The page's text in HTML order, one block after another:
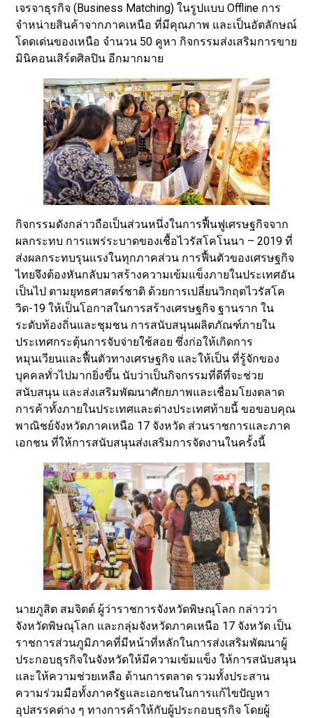
เจรจาธุรกิจ (Business Matching) ในรูปแบบ Offline การ
จำหน่ายสินค้าจากภาคเหนือ ที่มีคุณภาพ และเป็นอัตลักษณ์
โดดเด่นของเหนือ จำนวน 50 คูหา กิจกรรมส่งเสริมการขาย
มินิคอนเสิร์ตศิลปิน อีกมากมาย
กิจกรรมดังกล่าวถือเป็นส่วนหนึ่งในการฟื้นฟูเศรษฐกิจจาก
ผลกระทบ การแพร่ระบาดของเชื้อไวรัสโคโนนา – 2019 ที่
ส่งผลกระทบรุนแรงในทุกภาคส่วน การฟื้นตัวของเศรษฐกิจ
ไทยจึงต้องหันกลับมาสร้างความเข้มแข็งภายในประเทศอัน
เป็นไป ตามยุทธศาสตร์ชาติ ด้วยการเปลี่ยนวิกฤตไวรัสโค
วิด-19 ให้เป็นโอกาสในการสร้างเศรษฐกิจ ฐานราก ใน
ระดับท้องถิ่นและชุมชน การสนับสนุนผลิตภัณฑ์ภายใน
ประเทศกระตุ้นการจับจ่ายใช้สอย ซึ่งก่อให้เกิดการ
หมุนเวียนและฟื้นตัวทางเศรษฐกิจ และให้เป็น ที่รู้จักของ
บุคคลทั่วไปมากยิ่งขึ้น นับว่าเป็นกิจกรรมที่ดีที่จะช่วย
สนับสนุน และส่งเสริมพัฒนาศักยภาพและเชื่อมโยงตลาด
การค้าทั้งภายในประเทศและต่างประเทศท้ายนี้ ขอขอบคุณ
พาณิชย์จังหวัดภาคเหนือ 17 จังหวัด ส่วนราชการและภาค
เอกชน ที่ให้การสนับสนุนส่งเสริมการจัดงานในครั้งนี้
นายภูสิต สมจิตต์ ผู้ว่าราชการจังหวัดพิษณุโลก กล่าวว่า
จังหวัดพิษณุโลก และกลุ่มจังหวัดภาคเหนือ 17 จังหวัด เป็น
ราชการส่วนภูมิภาคที่มีหน้าที่หลักในการส่งเสริมพัฒนาผู้
ประกอบธุรกิจในจังหวัดให้มีความเข้มแข็ง ให้การสนับสนุน
และให้ความช่วยเหลือ ด้านการตลาด รวมทั้งประสาน
ความร่วมมือทั้งภาครัฐและเอกชนในการแก้ไขปัญหา
อุปสรรคต่าง ๆ ทางการค้าให้กับผู้ประกอบธุรกิจ โดยผู้